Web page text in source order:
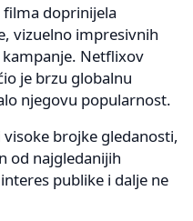
filma doprinijela
vizuelno impresivnih
kampanje. Netflixov
je brzu globalnu
njegovu popularnost.
brojke gledanosti,
od najgledanijih
publike i dalje ne